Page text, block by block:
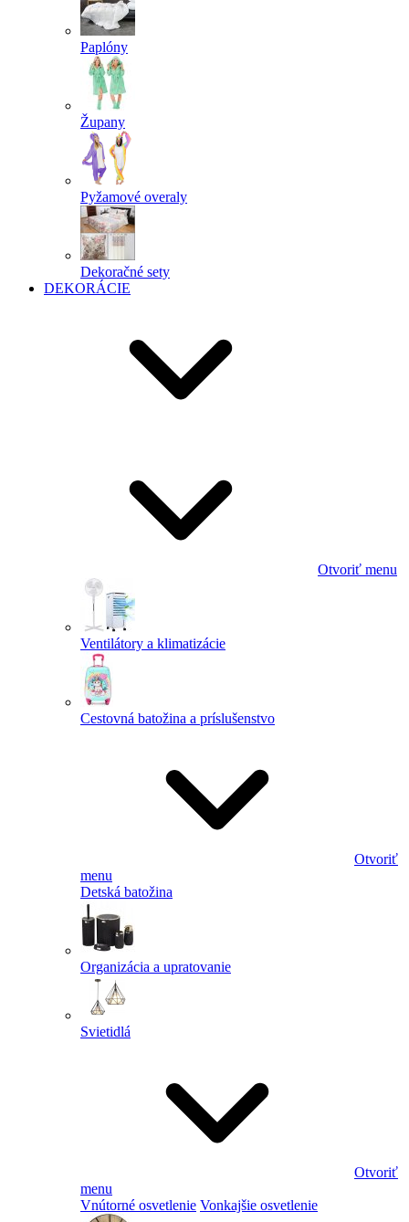
Paplóny
Župany
Pyžamové overaly
Dekoračné sety
DEKORÁCIE
Otvoriť menu
Ventilátory a klimatizácie
Cestovná batožina a príslušenstvo
Otvoriť
menu
Detská batožina
Organizácia a upratovanie
Svietidlá
Otvoriť
menu
Vnútorné osvetlenie Vonkajšie osvetlenie